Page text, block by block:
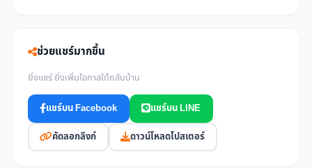
ช่วยแชร์มากขึ้น
ยิ่งแชร์ ยิ่งเพิ่มโอกาสได้กลับบ้าน
แชร์บน Facebook แชร์บน LINE
คัดลอกลิงก์ ดาวน์โหลดโปสเตอร์